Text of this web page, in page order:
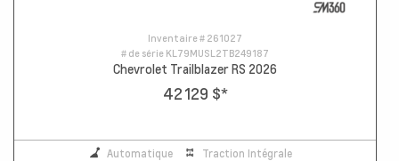
Inventaire # 261027
# de série KL79MUSL2TB249187
Chevrolet Trailblazer RS 2026
42 129 $*
Automatique Traction Intégrale